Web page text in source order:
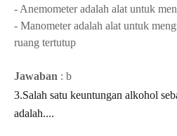
- Anemometer adalah alat untuk
- Manometer adalah alat untuk
ruang tertutup
Jawaban : b
3.Salah satu keuntungan alkohol
adalah....